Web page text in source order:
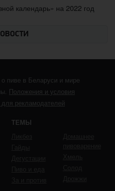
календарь» на 2022 год
пиве в Беларуси и мире
Положения и условия
рекламодателей
ТЕМЫ